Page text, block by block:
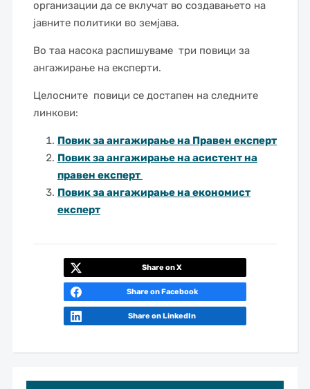
организации да се вклучат во создавањето на
јавните политики во земјава.
Во таа насока распишуваме три повици за
ангажирање на експерти.
Целосните повици се достапен на следните
линкови:
Повик за ангажирање на Правен експерт
Повик за ангажирање на асистент на
правен експерт
Повик за ангажирање на економист
експерт
Share on X
Share on Facebook
Share on LinkedIn